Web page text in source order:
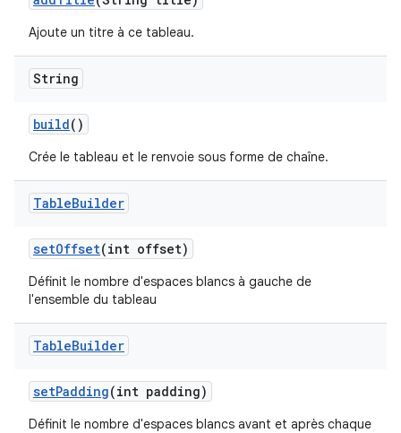
Ajoute un titre à ce tableau.
String
build()
Crée le tableau et le renvoie sous forme de chaîne.
TableBuilder
setOffset(int offset)
Définit le nombre d'espaces blancs à gauche de
l'ensemble du tableau
TableBuilder
setPadding(int padding)
Définit le nombre d'espaces blancs avant et après chaque